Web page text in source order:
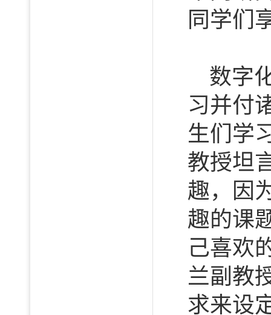
同学们
数字
习并付
生们学
教授坦
趣，因
趣的课
己喜欢
兰副教
求来设